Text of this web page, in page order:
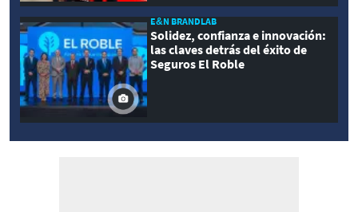
E&N BRANDLAB
Solidez, confianza e innovación:
las claves detrás del éxito de
Seguros El Roble